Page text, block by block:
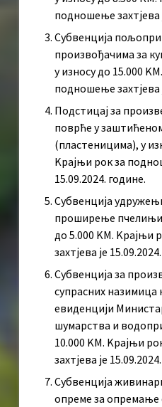
подношење захтјева
Субвенција
произвођачима за
у износу до 15.000
подношење захтјева
Подстицај за
поврће у
(пластеницима), у
Kрајњи рок за
15.09.2024. године.
Субвенција
проширење
до 5.000 KМ. Kрајњи
захтјева је
Субвенција за
супрасних назимица
евиденцији
шумарства и
10.000 KМ. Kрајњи
захтјева је
Субвенција
опреме за опремање